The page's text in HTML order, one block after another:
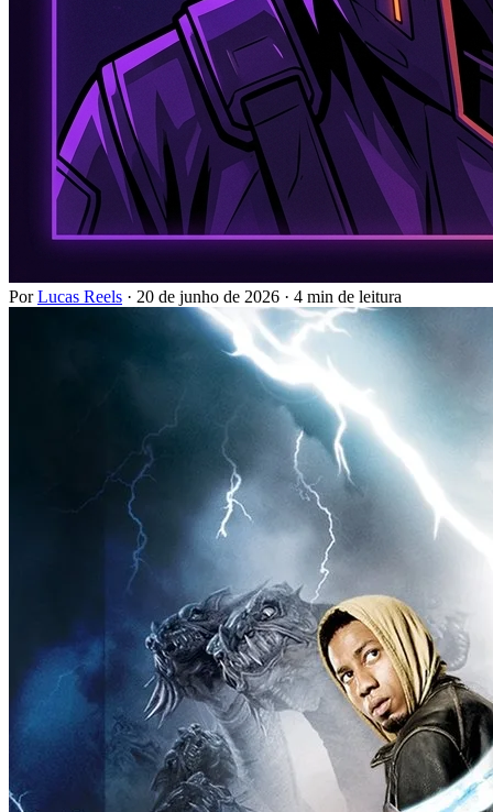
PorLucas Reels · 20 de junho de 2026 · 4 min de leitura